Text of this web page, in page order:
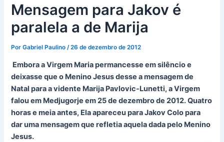
Mensagem para Jakov é
paralela a de Marija
PorGabriel Paulino/26 de dezembro de 2012
Embora a Virgem Maria permancesse em silêncio e
deixasse que o Menino Jesus desse a mensagem de
Natal para a vidente Marija Pavlovic-Lunetti, a Virgem
falou em Medjugorje em 25 de dezembro de 2012. Quatro
horas e meia antes, Ela apareceu para Jakov Colo para
dar uma mensagem que refletia aquela dada pelo Menino
Jesus.